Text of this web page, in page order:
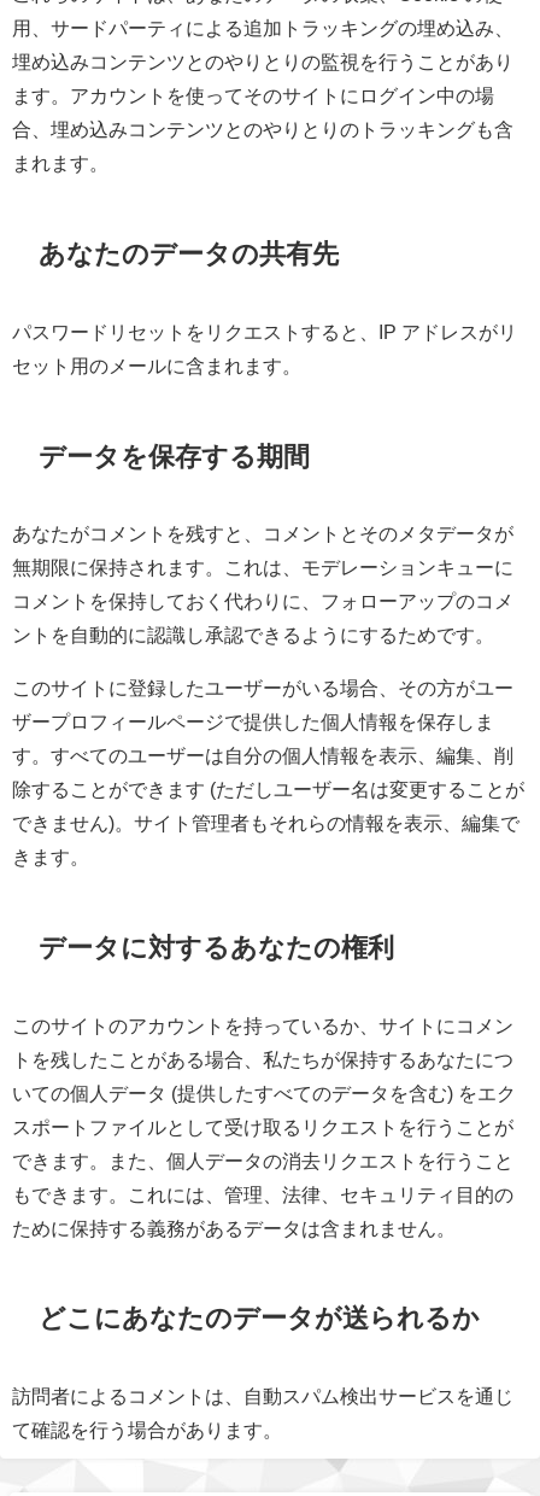
用、サードパーティによる追加トラッキングの埋め込み、
埋め込みコンテンツとのやりとりの監視を行うことがあり
ます。アカウントを使ってそのサイトにログイン中の場
合、埋め込みコンテンツとのやりとりのトラッキングも含
まれます。
あなたのデータの共有先
パスワードリセットをリクエストすると、IP アドレスがリ
セット用のメールに含まれます。
データを保存する期間
あなたがコメントを残すと、コメントとそのメタデータが
無期限に保持されます。これは、モデレーションキューに
コメントを保持しておく代わりに、フォローアップのコメ
ントを自動的に認識し承認できるようにするためです。
このサイトに登録したユーザーがいる場合、その方がユー
ザープロフィールページで提供した個人情報を保存しま
す。すべてのユーザーは自分の個人情報を表示、編集、削
除することができます (ただしユーザー名は変更することが
できません)。サイト管理者もそれらの情報を表示、編集で
きます。
データに対するあなたの権利
このサイトのアカウントを持っているか、サイトにコメン
トを残したことがある場合、私たちが保持するあなたにつ
いての個人データ (提供したすべてのデータを含む) をエク
スポートファイルとして受け取るリクエストを行うことが
できます。また、個人データの消去リクエストを行うこと
もできます。これには、管理、法律、セキュリティ目的の
ために保持する義務があるデータは含まれません。
どこにあなたのデータが送られるか
訪問者によるコメントは、自動スパム検出サービスを通じ
て確認を行う場合があります。